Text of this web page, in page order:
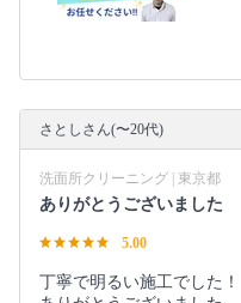
さとしさん(〜20代)
洗面所クリーニング | 東京都
ありがとうございました
5.00
丁寧で明るい施工でした！